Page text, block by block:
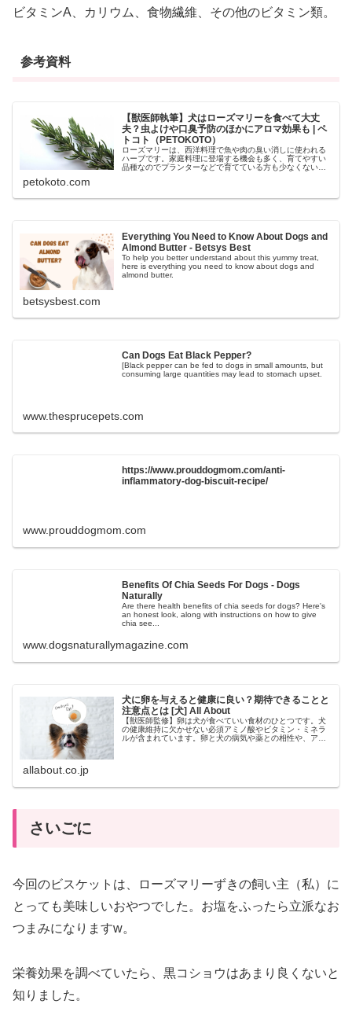
ビタミンA、カリウム、食物繊維、その他のビタミン類。
参考資料
【獣医師執筆】犬はローズマリーを食べて大丈
夫？虫よけや口臭予防のほかにアロマ効果も | ペ
トコト（PETOKOTO）
ローズマリーは、西洋料理で魚や肉の臭い消しに使われる
ハーブです。家庭料理に登場する機会も多く、育てやすい
品種なのでプランターなどで育てている方も少なくないと
petokoto.com
Everything You Need to Know About Dogs and
Almond Butter - Betsys Best
To help you better understand about this yummy treat,
here is everything you need to know about dogs and
almond butter.
betsysbest.com
Can Dogs Eat Black Pepper?
[Black pepper can be fed to dogs in small amounts, but
consuming large quantities may lead to stomach upset.
www.thesprucepets.com
https://www.prouddogmom.com/anti-
inflammatory-dog-biscuit-recipe/
www.prouddogmom.com
Benefits Of Chia Seeds For Dogs - Dogs
Naturally
Are there health benefits of chia seeds for dogs? Here's
an honest look, along with instructions on how to give
chia see...
www.dogsnaturallymagazine.com
犬に卵を与えると健康に良い？期待できることと
注意点とは [犬] All About
【獣医師監修】卵は犬が食べていい食材のひとつです。犬
の健康維持に欠かせない必須アミノ酸やビタミン・ミネラ
ルが含まれています。卵と犬の病気や薬との相性や、アレ
allabout.co.jp
さいごに
今回のビスケットは、ローズマリーずきの飼い主（私）に
とっても美味しいおやつでした。お塩をふったら立派なお
つまみになりますw。
栄養効果を調べていたら、黒コショウはあまり良くないと
知りました。